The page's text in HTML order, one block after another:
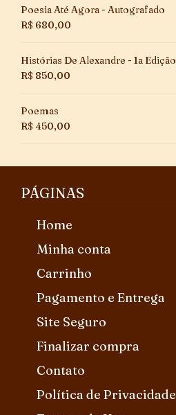
Poesia Até Agora - Autografado
R$ 680,00
Histórias De Alexandre - 1a Edição
R$ 850,00
Poemas
R$ 450,00
PÁGINAS
Home
Minha conta
Carrinho
Pagamento e Entrega
Site Seguro
Finalizar compra
Contato
Política de Privacidade